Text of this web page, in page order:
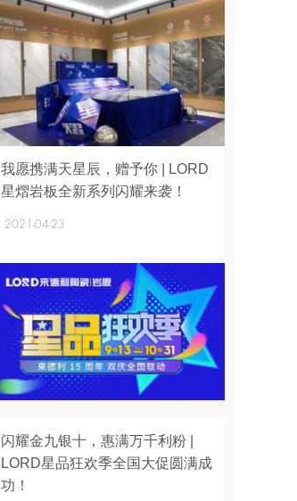
我愿携满天星辰，赠予你 | LORD
星熠岩板全新系列闪耀来袭！
2021-04-23
闪耀金九银十，惠满万千利粉 |
LORD星品狂欢季全国大促圆满成
功！